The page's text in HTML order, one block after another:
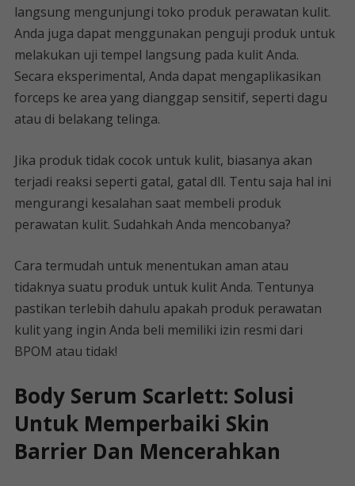
langsung mengunjungi toko produk perawatan kulit.
Anda juga dapat menggunakan penguji produk untuk
melakukan uji tempel langsung pada kulit Anda.
Secara eksperimental, Anda dapat mengaplikasikan
forceps ke area yang dianggap sensitif, seperti dagu
atau di belakang telinga.
Jika produk tidak cocok untuk kulit, biasanya akan
terjadi reaksi seperti gatal, gatal dll. Tentu saja hal ini
mengurangi kesalahan saat membeli produk
perawatan kulit. Sudahkah Anda mencobanya?
Cara termudah untuk menentukan aman atau
tidaknya suatu produk untuk kulit Anda. Tentunya
pastikan terlebih dahulu apakah produk perawatan
kulit yang ingin Anda beli memiliki izin resmi dari
BPOM atau tidak!
Body Serum Scarlett: Solusi
Untuk Memperbaiki Skin
Barrier Dan Mencerahkan